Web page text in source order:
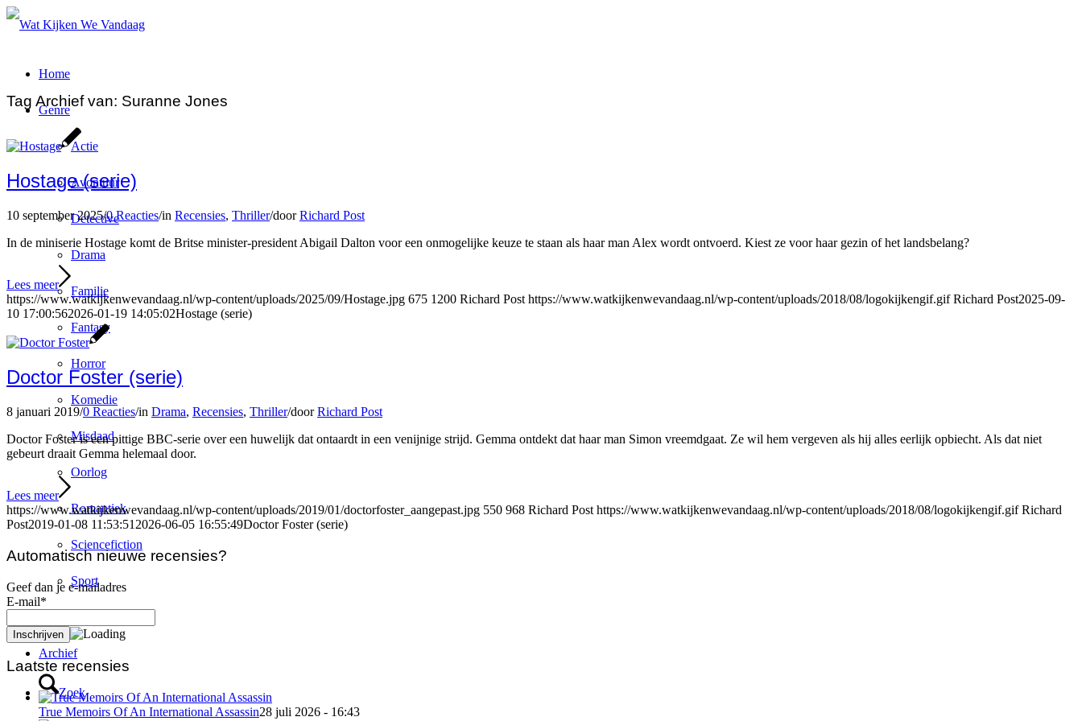
Home
Genre
Actie
Avontuur
Detective
Drama
Familie
Fantasy
Horror
Komedie
Misdaad
Oorlog
Romantiek
Sciencefiction
Sport
Archief
Zoek
Tag Archief van: Suranne Jones
Hostage (serie)
10 september 2025/0 Reacties/in Recensies, Thriller/doorRichard Post
In de miniserie Hostage komt de Britse minister-president Abigail Dalton voor een onmogelijke keuze te staan als haar man Alex wordt ontvoerd. Kiest ze voor haar gezin of het landsbelang?
Lees meer
https://www.watkijkenwevandaag.nl/wp-content/uploads/2025/09/Hostage.jpg 675 1200 Richard Post https://www.watkijkenwevandaag.nl/wp-content/uploads/2018/08/logokijkengif.gif Richard Post2025-09-
10 17:00:562026-01-19 14:05:02Hostage (serie)
Doctor Foster (serie)
8 januari 2019/0 Reacties/in Drama, Recensies, Thriller/doorRichard Post
Doctor Foster is een pittige BBC-serie over een huwelijk dat ontaardt in een venijnige strijd. Gemma ontdekt dat haar man Simon vreemdgaat. Ze wil hem vergeven als hij alles eerlijk opbiecht. Als dat niet
gebeurt draait Gemma helemaal door.
Lees meer
https://www.watkijkenwevandaag.nl/wp-content/uploads/2019/01/doctorfoster_aangepast.jpg 550 968 Richard Post https://www.watkijkenwevandaag.nl/wp-content/uploads/2018/08/logokijkengif.gif Richard
Post2019-01-08 11:53:51 2026-06-05 16:55:49Doctor Foster (serie)
Automatisch nieuwe recensies?
Geef dan je e-mailadres
E-mail*
Laatste recensies
True Memoirs Of An International Assassin28 juli 2026 - 16:43